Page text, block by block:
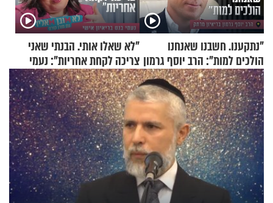
"נתקענו. חשבנו שאנחנו
הולכים למות": הרב יוסף גרמון
בריאיון מרתק
"לא שאלו אותי. הבנתי שאני
צריכה לקחת אחריות": נעמי
בנט בריאיון אישי